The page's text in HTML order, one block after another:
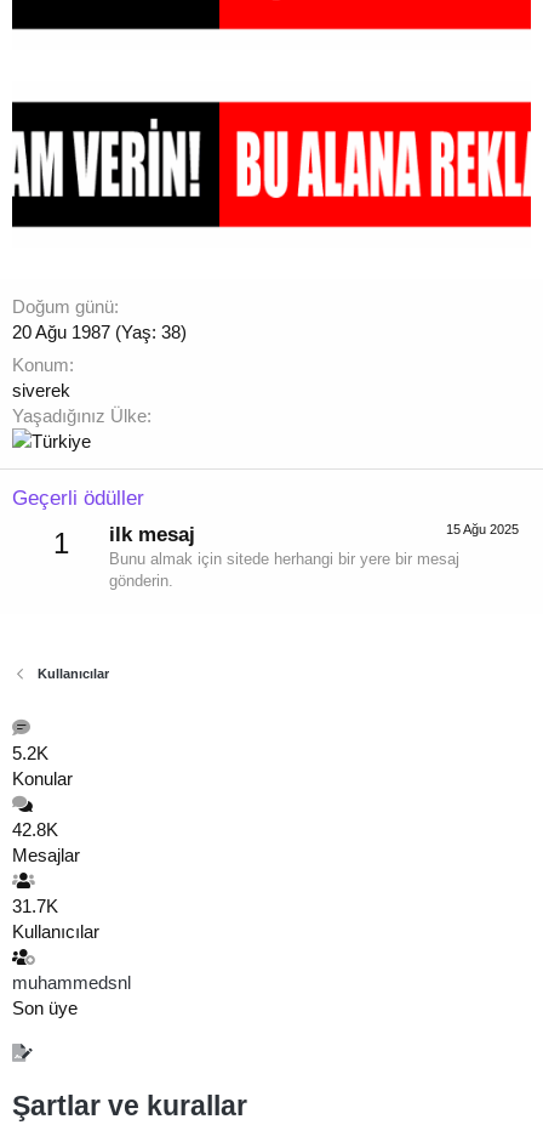
Doğum günü
20 Ağu 1987 (Yaş: 38)
Konum
siverek
Yaşadığınız Ülke
Geçerli ödüller
1 15 Ağu 2025
ilk mesaj
Bunu almak için sitede herhangi bir yere bir mesaj
gönderin.
Kullanıcılar
5.2K
Konular
42.8K
Mesajlar
31.7K
Kullanıcılar
muhammedsnl
Son üye
Şartlar ve kurallar